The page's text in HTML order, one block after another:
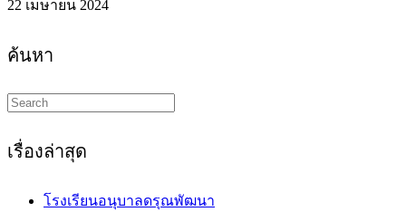
22 เมษายน 2024
ค้นหา
Search
this
เรื่องล่าสุด
โรงเรียนอนุบาลดรุณพัฒนา